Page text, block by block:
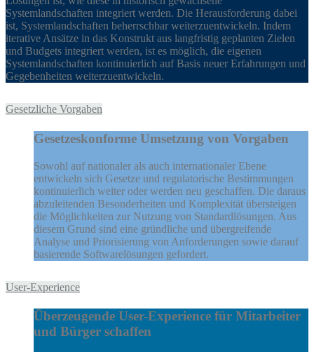
Systemlandschaften integriert werden. Die Herausforderung dabei
ist, Systemlandschaften beherrschbar weiterzuentwickeln. Indem
iterative Ansätze in das Konstrukt aus langfristig geplanten Zielen
und Budgets integriert werden, ist es möglich, die eigenen
Systemlandschaften kontinuierlich auf Basis neuer Erfahrungen und
Gegebenheiten weiterzuentwickeln.
Gesetzliche Vorgaben
Gesetzeskonforme Umsetzung von Vorgaben
Sowohl auf nationaler als auch internationaler Ebene
entwickeln sich Gesetze und regulatorische Bestimmungen
kontinuierlich weiter oder werden neu geschaffen. Die daraus
abzuleitenden Besonderheiten und Komplexität übersteigen
die Möglichkeiten zur Nutzung von Standardlösungen. Aus
diesem Grund sind eine gründliche und übergreifende
Analyse und Priorisierung von Anforderungen sowie darauf
basierende Softwarelösungen gefordert.
User-Experience
Überzeugende User-Experience für Mitarbeiter
und Bürger schaffen